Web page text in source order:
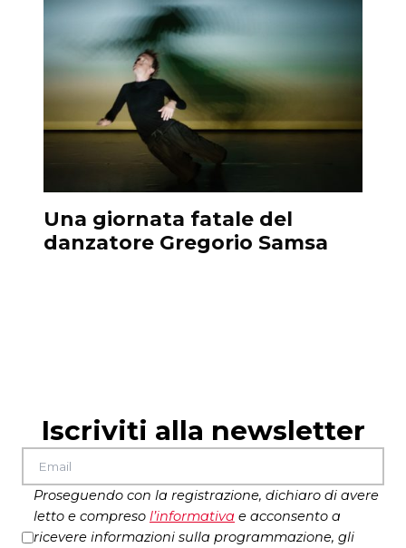
Una giornata fatale del
danzatore Gregorio Samsa
Iscriviti alla newsletter
Proseguendo con la registrazione, dichiaro di avere
letto e compreso l’informativa e acconsento a
ricevere informazioni sulla programmazione, gli